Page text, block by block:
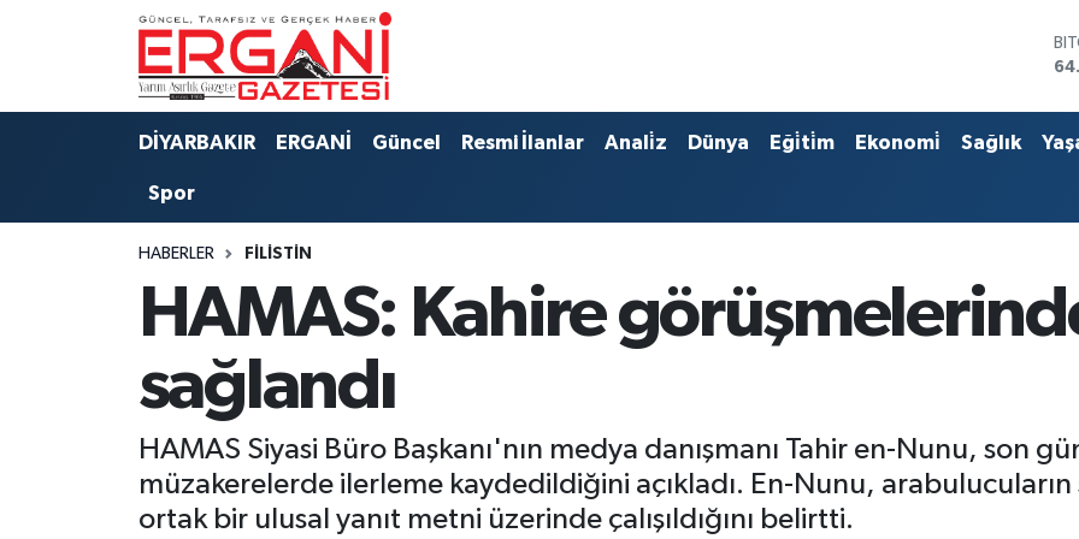
DİYARBAKIR ERGANİ Güncel Resmi İlanlar Anali̇z Dünya Eği̇ti̇m Ekonomi̇ Sağlık
Spor
HABERLER FILISTIN
HAMAS: Kahire
sağlandı
HAMAS Siyasi Büro Başkanı'nın medya danışmanı Tahir en-Nunu, son
müzakerelerde ilerleme kaydedildiğini açıkladı. En-Nunu,
ortak bir ulusal yanıt metni üzerinde çalışıldığını belirtti.
DİYARBAKIR
BAĞLAR
ERGANİ
Resmi İlanlar
Ergani Nöbetçi Eczaneler
Ergani Hava Durumu
Tüm Manşetler
Son Dakika Haberleri
Haber Arşivi